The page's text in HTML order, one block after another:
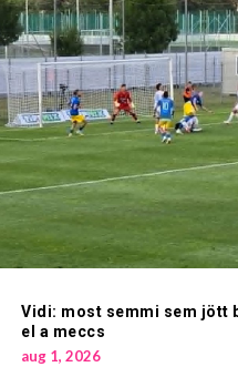
Vidi: most semmi sem jött
el a meccs
aug 1, 2026